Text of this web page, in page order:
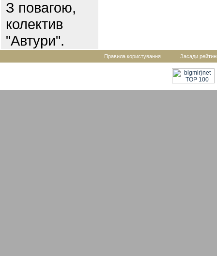
З повагою,
колектив
"Автури".
Правила користування Засади